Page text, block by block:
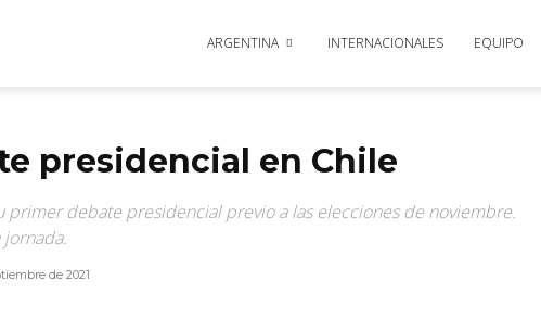
ARGENTINA INTERNACIONALES EQUIPO
presidencial en Chile
primer debate presidencial previo a las elecciones de noviembre.
de 2021